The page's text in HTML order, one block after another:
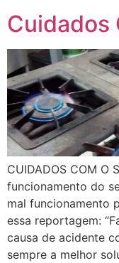
Cuidados
CUIDADOS COM O
funcionamento do
mal funcionamento
essa reportagem:
causa de acidente
sempre a melhor